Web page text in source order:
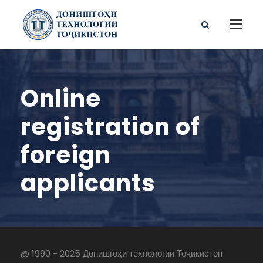
Online
registration of
foreign
applicants
@ 1990 - 2025 Донишгоҳи технологии Тоҷикистон